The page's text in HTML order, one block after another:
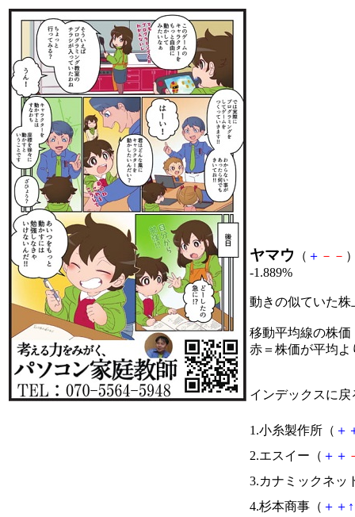
ヤマウ （ ＋ － －
-1.889%
動きの似ていた
移動平均線の株価
赤＝株価が平均
インデックスに戻
1.小糸製作所（ ＋
2.エスイー（ ＋ ＋
3.カナミックネッ
4.杉本商事（ ＋ ＋ ↑